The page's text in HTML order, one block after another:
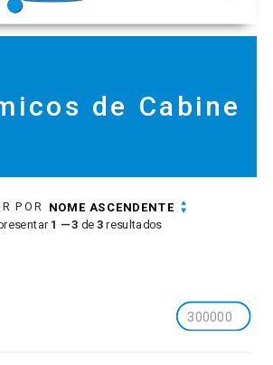
de Cabine
POR
NOME ASCENDENTE
1 — 3 de 3 resultados